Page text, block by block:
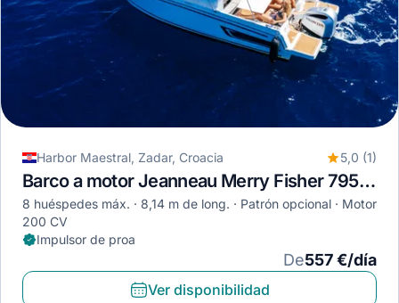
Harbor Maestral, Zadar, Croacia 5,0 (1)
Barco a motor Jeanneau Merry Fisher 795 · 2022
8 huéspedes máx. 8,14 m de long. Patrón opcional
Motor
200 CV
Impulsor de proa
De557 €/día
Ver disponibilidad